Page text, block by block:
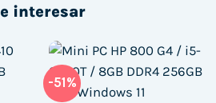
interesar
-51%